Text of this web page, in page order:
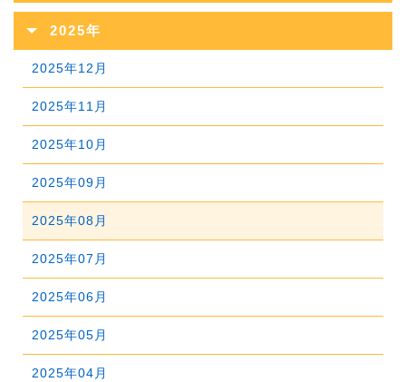
2026年08月
2025年
2025年12月
2025年11月
2025年10月
2025年09月
2025年08月
2025年07月
2025年06月
2025年05月
2025年04月